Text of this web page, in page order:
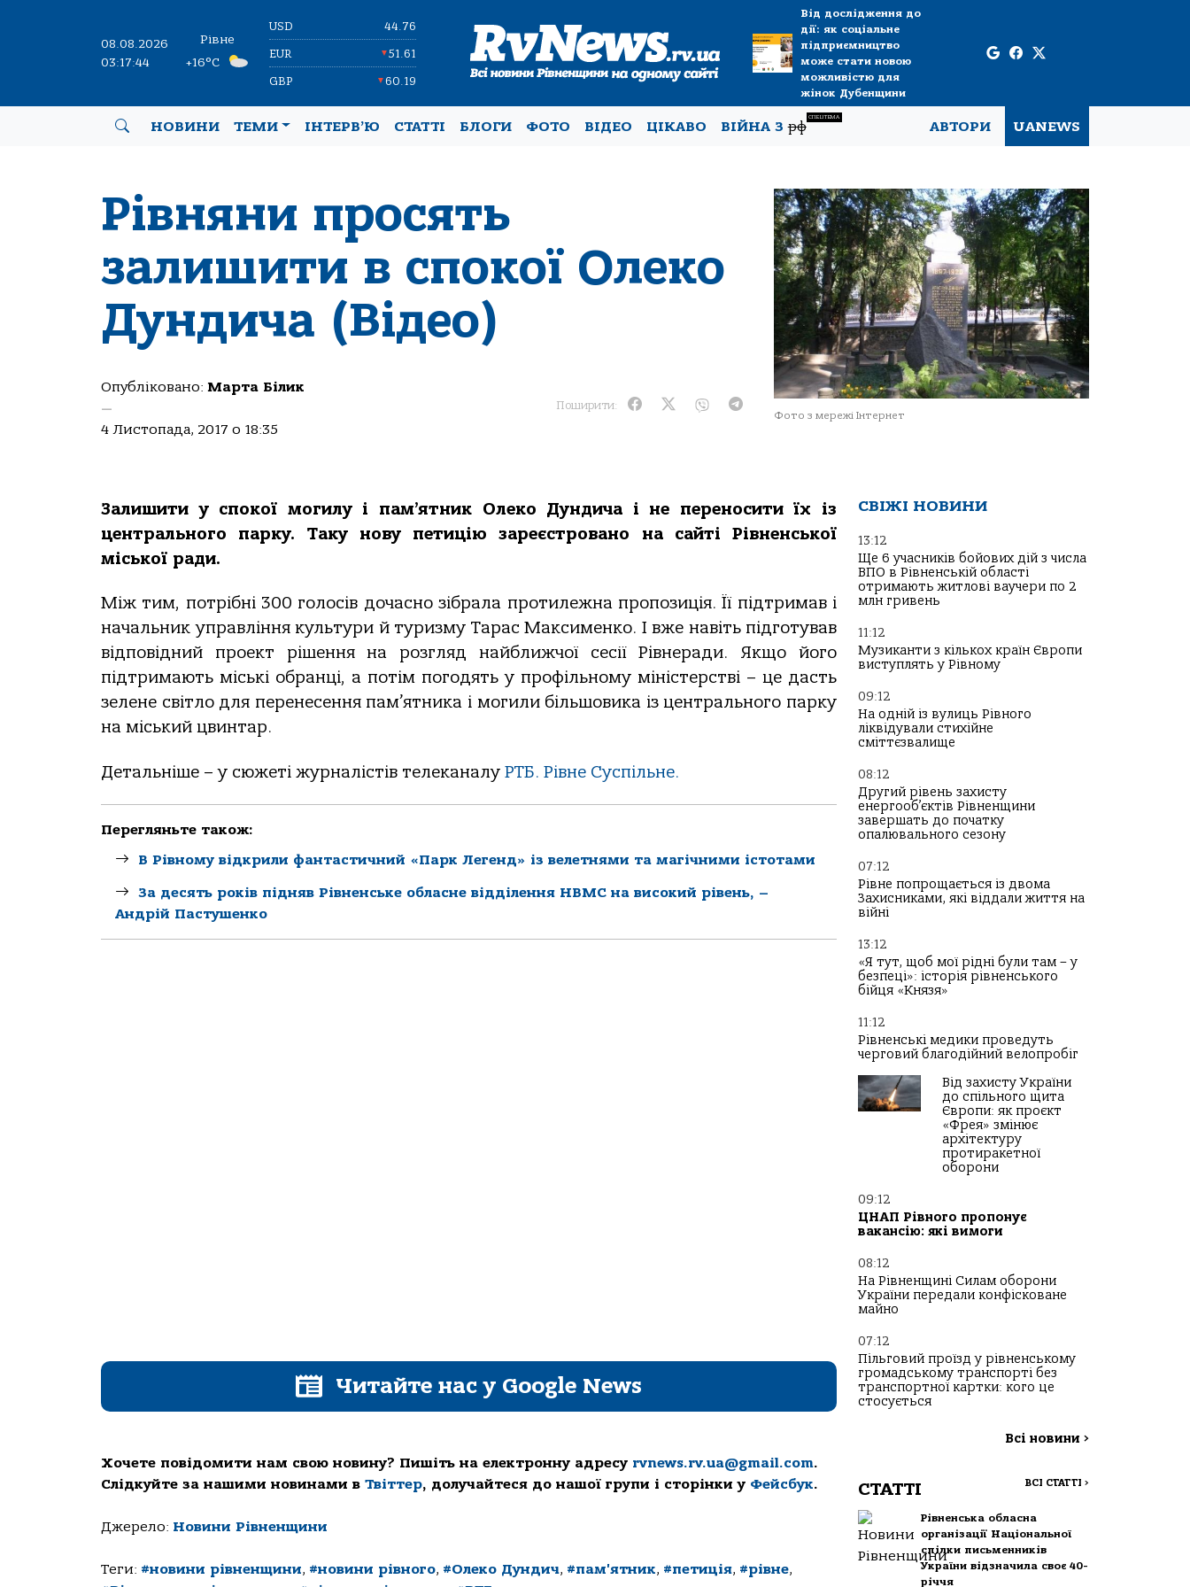
08.08.2026
03:17:44
Рівне
+16°C
USD 44.76
EUR ▼51.61
GBP ▼60.19
Від дослідження до
дії: як соціальне
підприємництво
може стати новою
можливістю для
жінок Дубенщини
НОВИНИ ТЕМИ ІНТЕРВ’Ю СТАТТІ БЛОГИ ФОТО ВІДЕО ЦІКАВО ВІЙНА Зрф
СПЕЦТЕМА
АВТОРИ UANEWS
Рівняни просять
залишити в спокої Олеко
Дундича (Відео)
Опубліковано: Марта Білик
—
4 Листопада, 2017 о 18:35
Поширити:
Фото з мережі Інтернет
Залишити у спокої могилу і пам’ятник Олеко Дундича і не переносити їх із
центрального парку. Таку нову петицію зареєстровано на сайті Рівненської
міської ради.
Між тим, потрібні 300 голосів дочасно зібрала протилежна пропозиція. Її підтримав і
начальник управління культури й туризму Тарас Максименко. І вже навіть підготував
відповідний проект рішення на розгляд найближчої сесії Рівнеради. Якщо його
підтримають міські обранці, а потім погодять у профільному міністерстві – це дасть
зелене світло для перенесення пам’ятника і могили більшовика із центрального парку
на міський цвинтар.
Детальніше – у сюжеті журналістів телеканалу РТБ. Рівне Суспільне.
Перегляньте також:
В Рівному відкрили фантастичний «Парк Легенд» із велетнями та магічними істотами
За десять років підняв Рівненське обласне відділення НВМС на високий рівень, –
Андрій Пастушенко
Читайте нас у Google News
Хочете повідомити нам свою новину? Пишіть на електронну адресу rvnews.rv.ua@gmail.com.
Слідкуйте за нашими новинами в Твіттер, долучайтеся до нашої групи і сторінки у Фейсбук.
Джерело: Новини Рівненщини
Теги: #новини рівненщини, #новини рівного, #Олеко Дундич, #пам'ятник, #петиція, #рівне,
СВІЖІ НОВИНИ
13:12
Ще 6 учасників бойових дій з числа
ВПО в Рівненській області
отримають житлові ваучери по 2
млн гривень
11:12
Музиканти з кількох країн Європи
виступлять у Рівному
09:12
На одній із вулиць Рівного
ліквідували стихійне
сміттєзвалище
08:12
Другий рівень захисту
енергооб’єктів Рівненщини
завершать до початку
опалювального сезону
07:12
Рівне попрощається із двома
Захисниками, які віддали життя на
війні
13:12
«Я тут, щоб мої рідні були там – у
безпеці»: історія рівненського
бійця «Князя»
11:12
Рівненські медики проведуть
черговий благодійний велопробіг
Від захисту України
до спільного щита
Європи: як проєкт
«Фрея» змінює
архітектуру
протиракетної
оборони
09:12
ЦНАП Рівного пропонує
вакансію: які вимоги
08:12
На Рівненщині Силам оборони
України передали конфісковане
майно
07:12
Пільговий проїзд у рівненському
громадському транспорті без
транспортної картки: кого це
стосується
Всі новини >
СТАТТІ ВСІ СТАТТІ >
Рівненська обласна
організації Національної
спілки письменників
України відзначила своє 40-
річчя